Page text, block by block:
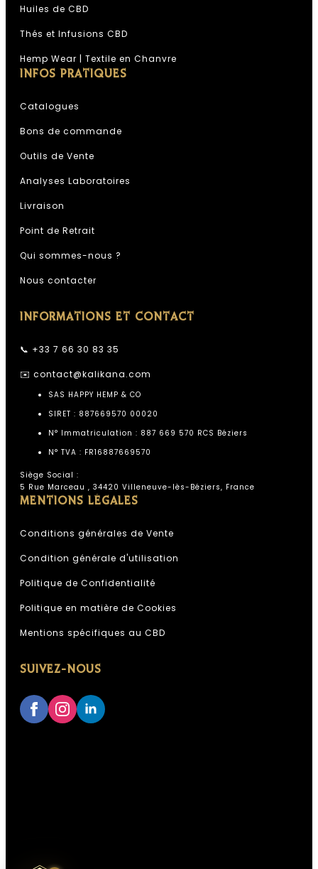
Huiles de CBD
Thés et Infusions CBD
Hemp Wear | Textile en Chanvre
INFOS PRATIQUES
Catalogues
Bons de commande
Outils de Vente
Analyses Laboratoires
Livraison
Point de Retrait
Qui sommes-nous ?
Nous contacter
INFORMATIONS ET CONTACT
📞 +33 7 66 30 83 35
✉️ contact@kalikana.com
SAS HAPPY HEMP & CO
SIRET : 887669570 00020
N° Immatriculation : 887 669 570 RCS Béziers
N° TVA : FR16887669570
Siège Social :
5 Rue Marceau , 34420 Villeneuve-lès-Béziers, France
MENTIONS LÉGALES
Conditions générales de Vente
Condition générale d'utilisation
Politique de Confidentialité
Politique en matière de Cookies
Mentions spécifiques au CBD
SUIVEZ-NOUS
Assistant Kali Kana
IA, réponses instantanées,